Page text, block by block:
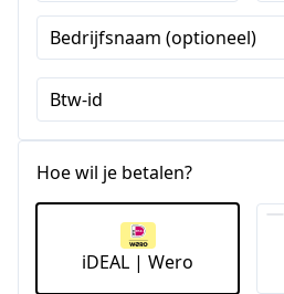
Bedrijfsnaam (optioneel)
Btw-id
Hoe wil je betalen?
iDEAL | Wero